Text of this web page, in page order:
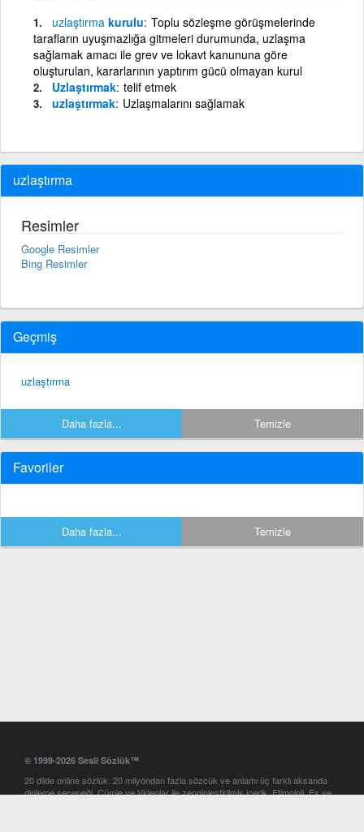
uzlaştırma kurulu Toplu sözleşme görüşmelerinde
tarafların uyuşmazlığa gitmeleri durumunda, uzlaşma
sağlamak amacı ile grev ve lokavt kanununa göre
oluşturulan, kararlarının yaptırım gücü olmayan kurul
Uzlaştırmak telif etmek
uzlaştırmak Uzlaşmalarını sağlamak
uzlaştırma
Resimler
Google Resimler
Bing Resimler
Geçmiş
uzlaştırma
Daha fazla... Temizle
Favoriler
Daha fazla... Temizle
© 1999-2026 Sesli Sözlük™
20 dilde online sözlük. 20 milyondan fazla sözcük ve anlamı üç farklı aksanda
dinleme seçeneği. Cümle ve Videolar ile zenginleştirilmiş içerik. Etimoloji, Eş ve